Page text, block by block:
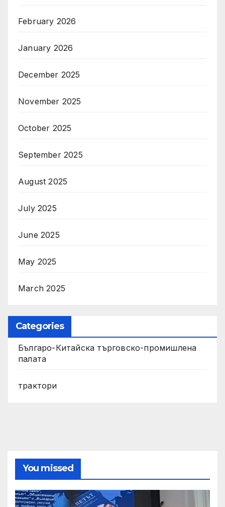
February 2026
January 2026
December 2025
November 2025
October 2025
September 2025
August 2025
July 2025
June 2025
May 2025
March 2025
Categories
Българо-Китайска търговско-промишлена
палата
трактори
You missed